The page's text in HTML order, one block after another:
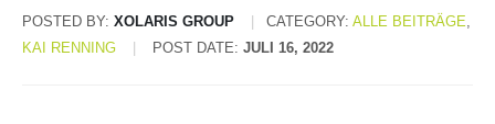
POSTED BY: XOLARIS GROUP CATEGORY:ALLE BEITRÄGE,
KAI RENNING
POST DATE:JULI 16, 2022